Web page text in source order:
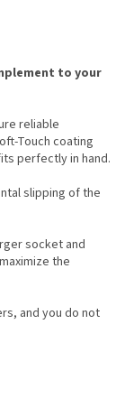
to your
reliable
Touch coating
perfectly in hand.
slipping of the
socket and
the
and you do not